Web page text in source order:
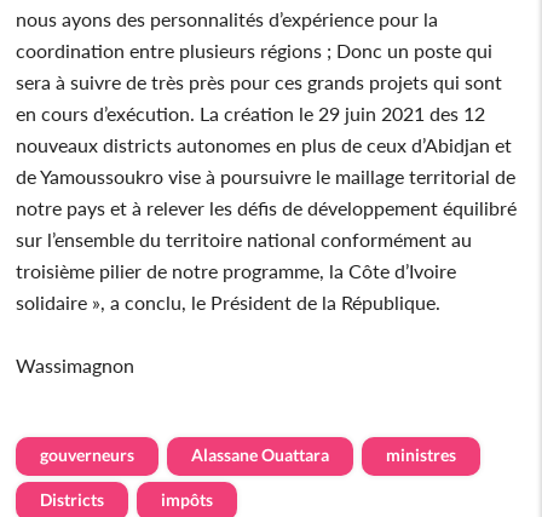
nous ayons des personnalités d’expérience pour la
coordination entre plusieurs régions ; Donc un poste qui
sera à suivre de très près pour ces grands projets qui sont
en cours d’exécution. La création le 29 juin 2021 des 12
nouveaux districts autonomes en plus de ceux d’Abidjan et
de Yamoussoukro vise à poursuivre le maillage territorial de
notre pays et à relever les défis de développement équilibré
sur l’ensemble du territoire national conformément au
troisième pilier de notre programme, la Côte d’Ivoire
solidaire », a conclu, le Président de la République.
Wassimagnon
gouverneurs Alassane Ouattara ministres
Districts impôts